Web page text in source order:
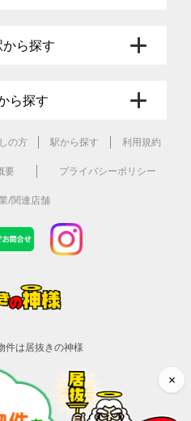
から探す
ら探す
の方 駅から探す 利用規約
要 プライバシーポリシー
/関連店舗
件は居抜きの神様
×